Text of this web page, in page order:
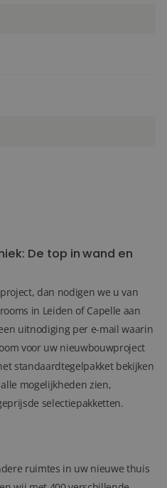
De top in wand en
dan nodigen we u van
in Leiden of Capelle aan
uitnodiging per e-mail waarin
voor uw nieuwbouwproject
standaardtegelpakket bekijken
mogelijkheden zien,
selectiepakketten.
ruimtes in uw nieuwe thuis